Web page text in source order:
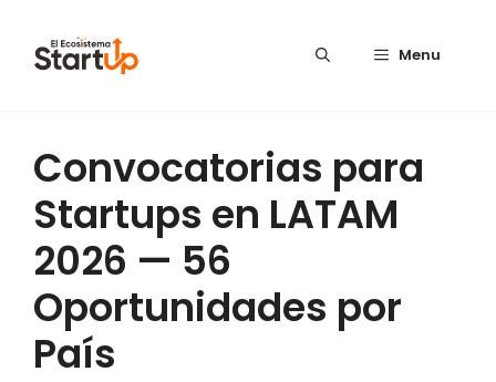
Menu
Convocatorias para
Startups en LATAM
2026 — 56
Oportunidades por
País